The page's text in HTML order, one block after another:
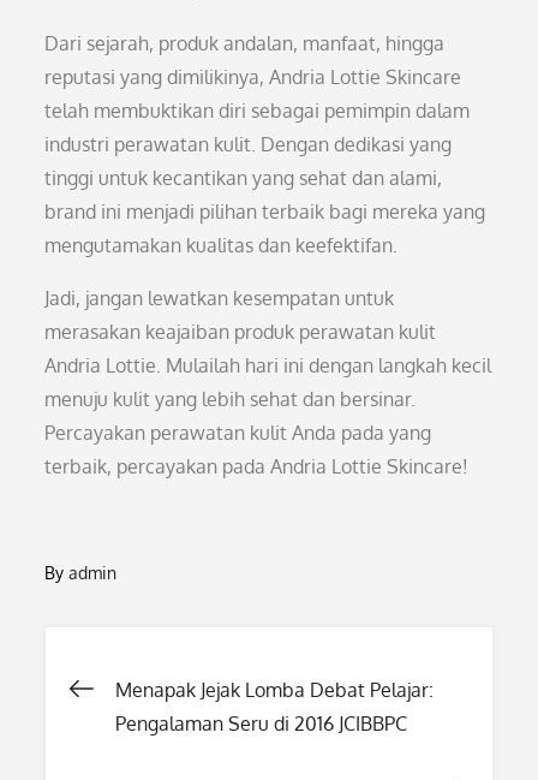
Dari sejarah, produk andalan, manfaat, hingga
reputasi yang dimilikinya, Andria Lottie Skincare
telah membuktikan diri sebagai pemimpin dalam
industri perawatan kulit. Dengan dedikasi yang
tinggi untuk kecantikan yang sehat dan alami,
brand ini menjadi pilihan terbaik bagi mereka yang
mengutamakan kualitas dan keefektifan.
Jadi, jangan lewatkan kesempatan untuk
merasakan keajaiban produk perawatan kulit
Andria Lottie. Mulailah hari ini dengan langkah kecil
menuju kulit yang lebih sehat dan bersinar.
Percayakan perawatan kulit Anda pada yang
terbaik, percayakan pada Andria Lottie Skincare!
Byadmin
Post
Menapak Jejak Lomba Debat Pelajar:
Pengalaman Seru di 2016 JCIBBPC